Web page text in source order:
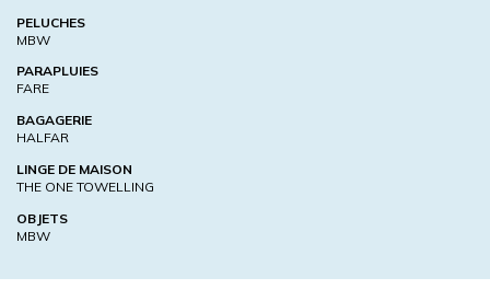
PELUCHES
MBW
PARAPLUIES
FARE
BAGAGERIE
HALFAR
LINGE DE MAISON
THE ONE TOWELLING
OBJETS
MBW